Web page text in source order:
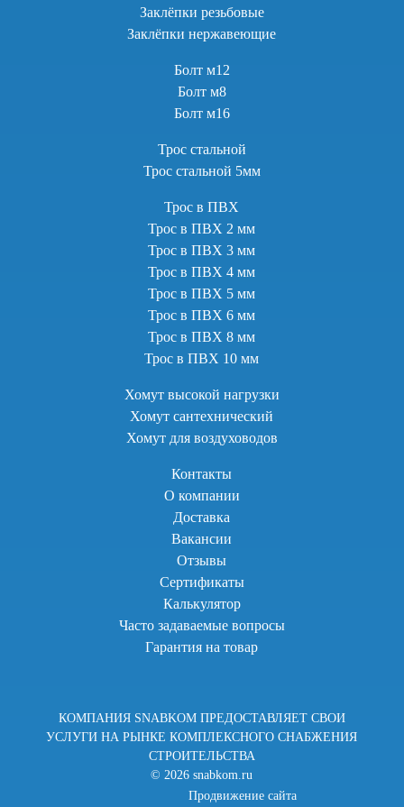
Заклёпки резьбовые
Заклёпки нержавеющие
Болт м12
Болт м8
Болт м16
Трос стальной
Трос стальной 5мм
Трос в ПВХ
Трос в ПВХ 2 мм
Трос в ПВХ 3 мм
Трос в ПВХ 4 мм
Трос в ПВХ 5 мм
Трос в ПВХ 6 мм
Трос в ПВХ 8 мм
Трос в ПВХ 10 мм
Хомут высокой нагрузки
Хомут сантехнический
Хомут для воздуховодов
Контакты
О компании
Доставка
Вакансии
Отзывы
Сертификаты
Калькулятор
Часто задаваемые вопросы
Гарантия на товар
КОМПАНИЯ SNABKOM ПРЕДОСТАВЛЯЕТ СВОИ
УСЛУГИ НА РЫНКЕ КОМПЛЕКСНОГО СНАБЖЕНИЯ
СТРОИТЕЛЬСТВА
© 2026 snabkom.ru
Продвижение сайта